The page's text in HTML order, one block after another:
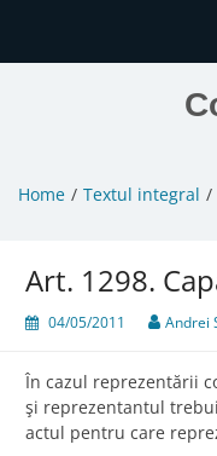
Home Textul integral
Art. 1298.
04/05/2011 Andrei
În cazul reprezentării
şi reprezentantul
actul pentru care